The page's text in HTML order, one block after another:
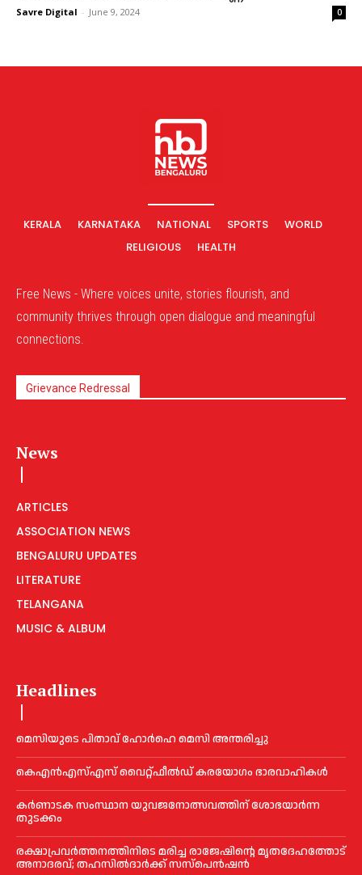
Savre Digital - June 9, 2024 0
KERALA KARNATAKA NATIONAL SPORTS
WORLD
RELIGIOUS
HEALTH
Free News - Where voices unite, stories flourish, and
community thrives through open dialogue and meaningful
connections.
Grievance Redressal
News
ARTICLES
ASSOCIATION NEWS
BENGALURU UPDATES
LITERATURE
TELANGANA
MUSIC & ALBUM
Headlines
മെ​സിയുടെ പിതാവ് ഹോർഹെ മെ​സി അന്തരിച്ചു
കെഎൻഎസ്എസ് വൈറ്റ്ഫീൽഡ് കരയോഗം ഭാരവാഹികള്‍
കര്‍ണാടക സംസ്ഥാന യുവജനോത്സവത്തിന് ശോഭയാർന്ന
തുടക്കം
രക്ഷാപ്രവർത്തനത്തിനിടെ മരിച്ച രാജേഷിന്റെ മൃതദേഹത്തോട്
അനാദരവ്; തഹസിൽദാർക്ക് സസ്പെൻഷൻ